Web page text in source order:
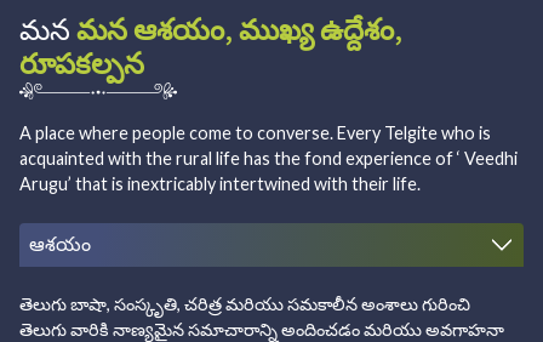
మనమన ఆశయం, ముఖ్య ఉద్దేశం,
రూపకల్పన
A place where people come to converse. Every Telgite who is
acquainted with the rural life has the fond experience of ‘ Veedhi
Arugu’ that is inextricably intertwined with their life.
ఆశయం
తెలుగు బాషా, సంస్కృతి, చరిత్ర మరియు సమకాలీన అంశాలు గురించి
తెలుగు వారికి నాణ్యమైన సమాచారాన్ని అందించడం మరియు అవగాహనా